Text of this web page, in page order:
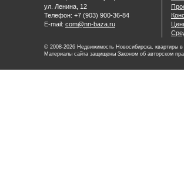
ул. Ленина, 12
Телефон: +7 (903) 900-36-84
E-mail: com@nn-baza.ru
© 2008-2026 Недвижимость Новосибирска, квартиры
Материалы сайта защищены Законом об авторском